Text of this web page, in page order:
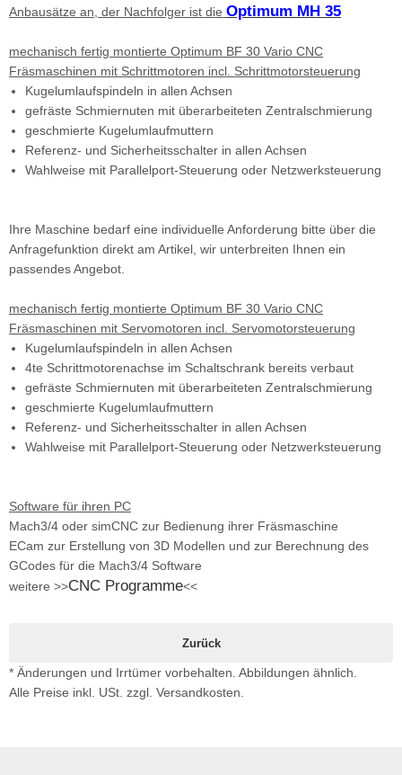
Anbausätze an, der Nachfolger ist die Optimum MH 35
mechanisch fertig montierte Optimum BF 30 Vario CNC
Fräsmaschinen mit Schrittmotoren incl. Schrittmotorsteuerung
Kugelumlaufspindeln in allen Achsen
gefräste Schmiernuten mit überarbeiteten Zentralschmierung
geschmierte Kugelumlaufmuttern
Referenz- und Sicherheitsschalter in allen Achsen
Wahlweise mit Parallelport-Steuerung oder Netzwerksteuerung
Ihre Maschine bedarf eine individuelle Anforderung bitte über die
Anfragefunktion direkt am Artikel, wir unterbreiten Ihnen ein
passendes Angebot.
mechanisch fertig montierte Optimum BF 30 Vario CNC
Fräsmaschinen mit Servomotoren incl. Servomotorsteuerung
Kugelumlaufspindeln in allen Achsen
4te Schrittmotorenachse im Schaltschrank bereits verbaut
gefräste Schmiernuten mit überarbeiteten Zentralschmierung
geschmierte Kugelumlaufmuttern
Referenz- und Sicherheitsschalter in allen Achsen
Wahlweise mit Parallelport-Steuerung oder Netzwerksteuerung
Software für ihren PC
Mach3/4 oder simCNC zur Bedienung ihrer Fräsmaschine
ECam zur Erstellung von 3D Modellen und zur Berechnung des
GCodes für die Mach3/4 Software
weitere >>CNC Programme<<
Zurück
* Änderungen und Irrtümer vorbehalten. Abbildungen ähnlich.
Alle Preise inkl. USt. zzgl. Versandkosten.